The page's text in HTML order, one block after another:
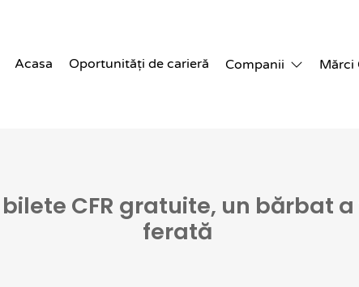
Acasa Oportunități de carieră Companii Mărci
CFR gratuite, un bărbat
ferată